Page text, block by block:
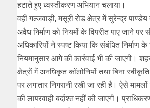
हटाते हुए ध्वस्तीकरण अभियान चलाया।
वहीं गल्जवाड़ी, मसूरी रोड क्षेत्र में सुरेन्द्र पाण्डेय
अवैध निर्माण को नियमों के विपरीत पाए जाने पर
अधिकारियों ने स्पष्ट किया कि संबंधित निर्माण
नियमानुसार आगे की कार्रवाई भी की जाएगी।
क्षेत्रों में अनधिकृत कॉलोनियों तथा बिना स्वीकृति
पर लगातार निगरानी रखी जा रही है। ऐसे
की लापरवाही बर्दाश्त नहीं की जाएगी।